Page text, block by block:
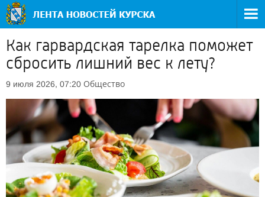
Как гарвардская тарелка поможет
сбросить лишний вес к лету?
9 июля 2026, 07:20 Общество